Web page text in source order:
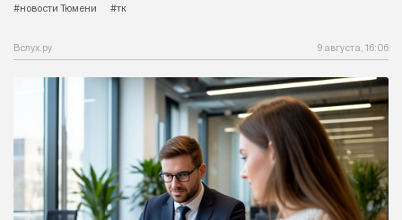
#новости Тюмени
#тк
Вслух.ру 9 августа, 16:06